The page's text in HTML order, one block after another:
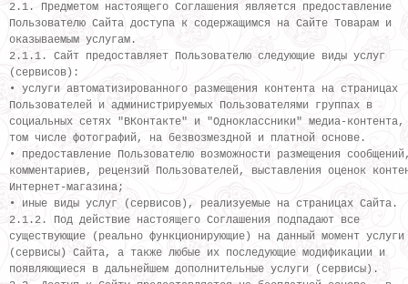
2.1. Предметом настоящего Соглашения является предоставление
Пользователю Cайта доступа к содержащимся на Сайте Товарам и
оказываемым услугам.
2.1.1. Сайт предоставляет Пользователю следующие виды услуг
(сервисов):
• услуги автоматизированного размещения контента на страницах
Пользователей и администрируемых Пользователями группах в
социальных сетях "ВКонтакте" и "Одноклассники" медиа-
том числе фотографий, на безвозмездной и платной основе.
• предоставление Пользователю возможности размещения
комментариев, рецензий Пользователей, выставления оценок
Интернет-магазина;
• иные виды услуг (сервисов), реализуемые на страницах Сайта.
2.1.2. Под действие настоящего Соглашения подпадают все
существующие (реально функционирующие) на данный момент услуги
(сервисы) Сайта, а также любые их последующие модификации и
появляющиеся в дальнейшем дополнительные услуги (сервисы).